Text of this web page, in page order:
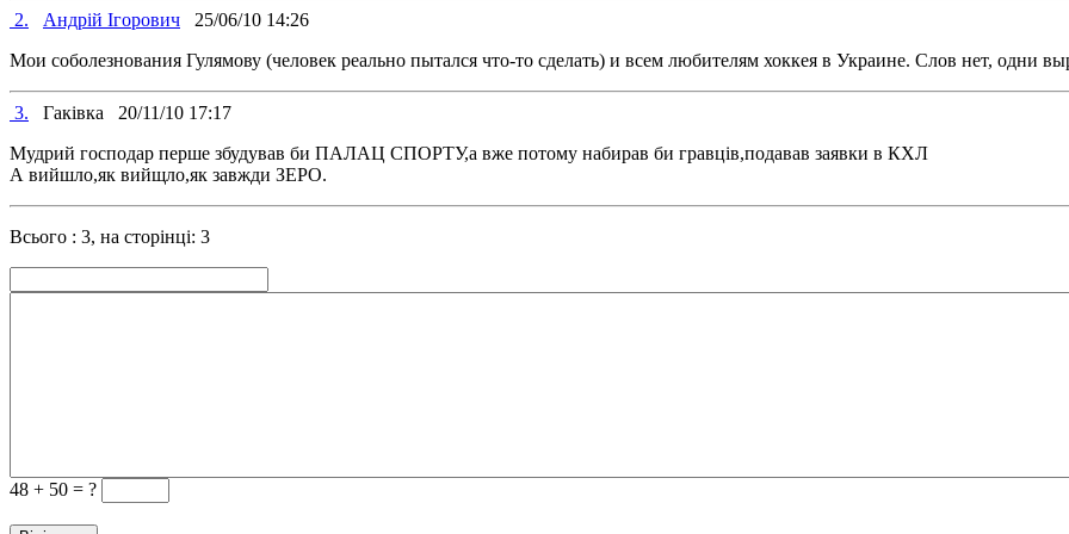
2. Андрій Ігорович 25/06/10 14:26
Мои соболезнования Гулямову (человек реально пытался что-то сделать) и всем любителям хоккея в Украине. Слов нет, одни
3. Гаківка 20/11/10 17:17
Мудрий господар перше збудував би ПАЛАЦ СПОРТУ,а вже потому набирав би гравців,подавав заявки в КХЛ
А вийшло,як вийщло,як завжди ЗЕРО.
Всього : 3, на сторінці: 3
48 + 50 = ?